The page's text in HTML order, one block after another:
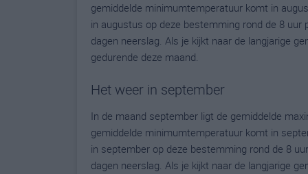
gemiddelde minimumtemperatuur komt in
in augustus op deze bestemming rond de 8 uur
dagen neerslag. Als je kijkt naar de langjarige
gedurende deze maand.
Het weer in september
In de maand september ligt de gemiddelde
gemiddelde minimumtemperatuur komt in
in september op deze bestemming rond de 8
dagen neerslag. Als je kijkt naar de langjarige